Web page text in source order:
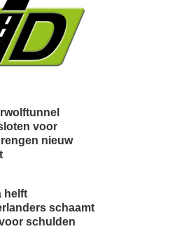
voor
nieuw
helft
schaamt
schulden